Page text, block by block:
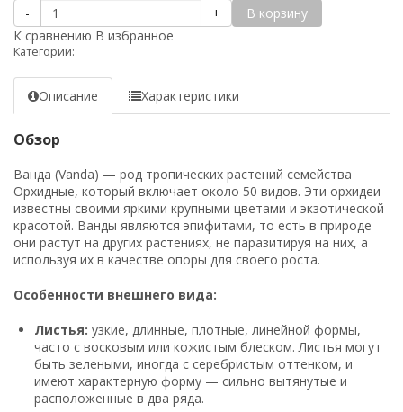
- +
В корзину
К сравнению В избранное
Категории:
Описание Характеристики
Обзор
Ванда (Vanda) — род тропических растений семейства
Орхидные, который включает около 50 видов. Эти орхидеи
известны своими яркими крупными цветами и экзотической
красотой. Ванды являются эпифитами, то есть в природе
они растут на других растениях, не паразитируя на них, а
используя их в качестве опоры для своего роста.
Особенности внешнего вида:
Листья: узкие, длинные, плотные, линейной формы,
часто с восковым или кожистым блеском. Листья могут
быть зелеными, иногда с серебристым оттенком, и
имеют характерную форму — сильно вытянутые и
расположенные в два ряда.